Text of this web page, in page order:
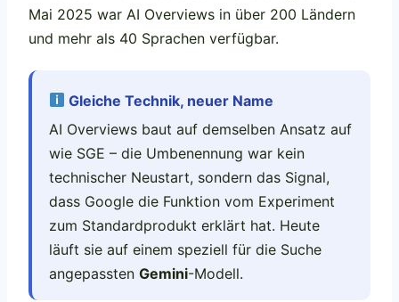
Mai 2025 war AI Overviews in über 200 Ländern
und mehr als 40 Sprachen verfügbar.
Gleiche Technik, neuer Name
AI Overviews baut auf demselben Ansatz auf
wie SGE – die Umbenennung war kein
technischer Neustart, sondern das Signal,
dass Google die Funktion vom Experiment
zum Standardprodukt erklärt hat. Heute
läuft sie auf einem speziell für die Suche
angepasstenGemini-Modell.